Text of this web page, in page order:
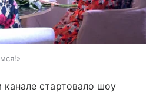
стартовало шоу